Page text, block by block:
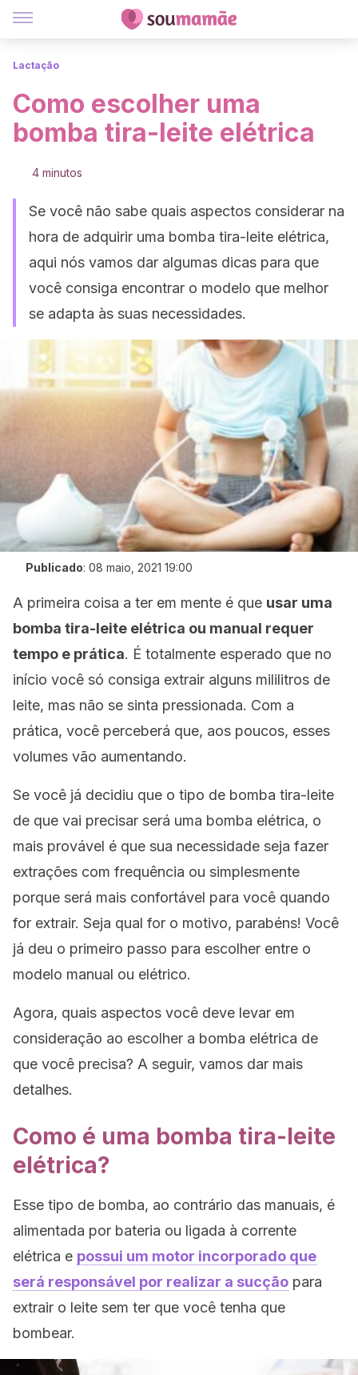
Lactação
Como escolher uma
bomba tira-leite elétrica
4 minutos
Se você não sabe quais aspectos considerar na
hora de adquirir uma bomba tira-leite elétrica,
aqui nós vamos dar algumas dicas para que
você consiga encontrar o modelo que melhor
se adapta às suas necessidades.
Publicado: 08 maio, 2021 19:00
A primeira coisa a ter em mente é que usar uma
bomba tira-leite elétrica ou manual requer
tempo e prática. É totalmente esperado que no
início você só consiga extrair alguns mililitros de
leite, mas não se sinta pressionada. Com a
prática, você perceberá que, aos poucos, esses
volumes vão aumentando.
Se você já decidiu que o tipo de bomba tira-leite
de que vai precisar será uma bomba elétrica, o
mais provável é que sua necessidade seja fazer
extrações com frequência ou simplesmente
porque será mais confortável para você quando
for extrair. Seja qual for o motivo, parabéns! Você
já deu o primeiro passo para escolher entre o
modelo manual ou elétrico.
Agora, quais aspectos você deve levar em
consideração ao escolher a bomba elétrica de
que você precisa? A seguir, vamos dar mais
detalhes.
Como é uma bomba tira-leite
elétrica?
Esse tipo de bomba, ao contrário das manuais, é
alimentada por bateria ou ligada à corrente
elétrica e possui um motor incorporado que
será responsável por realizar a sucção para
extrair o leite sem ter que você tenha que
bombear.